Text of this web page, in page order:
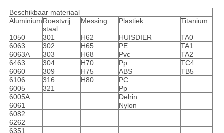
Beschikbaar materiaal
AluminiumRoestvrij
staal
Messing Plastiek Titanium
1050 301 H62 HUISDIER
TA0
6063
302 H65 PE
TA1
6063A
303 H68 Pvc
TA2
6463
304 H70 Pp
TC4
6060
309 H75 ABS
TB5
6106
316 H80
PC
6005
321
Pp
6005A
Delrin
6061
Nylon
6082
6262
6351